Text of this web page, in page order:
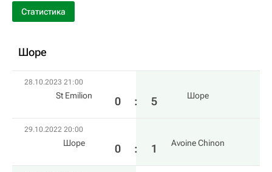
Статистика
Шоре
28.10.2023 21:00
St Emilion 0 : 5 Шоре
29.10.2022 20:00
Шоре 0 : 1 Avoine Chinon